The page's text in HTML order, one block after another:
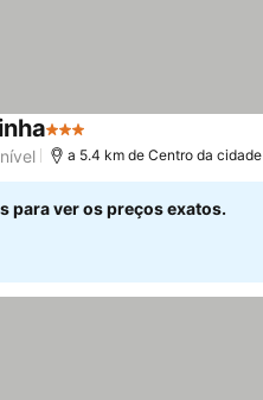
3 Estrelas
a 5.4 km de Centro da cidade
para ver os preços exatos.